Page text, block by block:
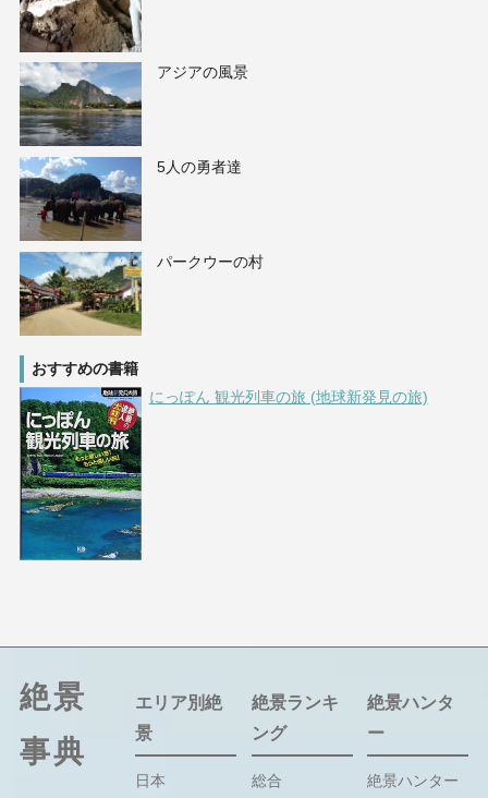
アジアの風景
5人の勇者達
パークウーの村
おすすめの書籍
にっぽん 観光列車の旅 (地球新発見の旅)
絶景
事典
エリア別絶
景
日本
絶景ランキ
ング
総合
絶景ハンタ
ー
絶景ハンター